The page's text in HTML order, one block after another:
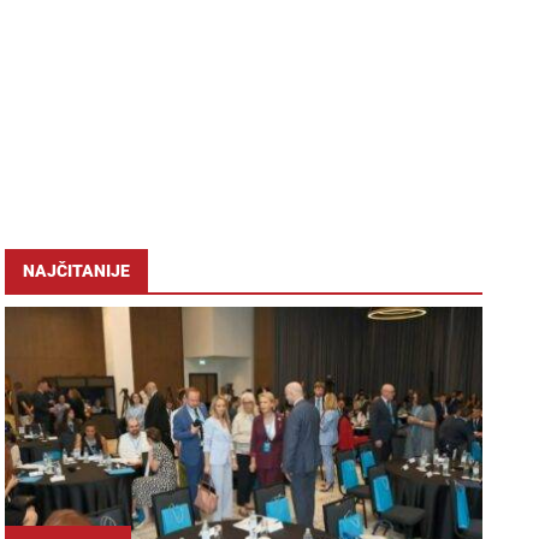
NAJČITANIJE